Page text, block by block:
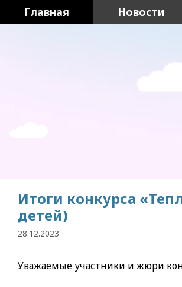
Перейти
к
Главная Новости
Итоги конкурса
детей)
28.12.2023
Уважаемые участники и жюри